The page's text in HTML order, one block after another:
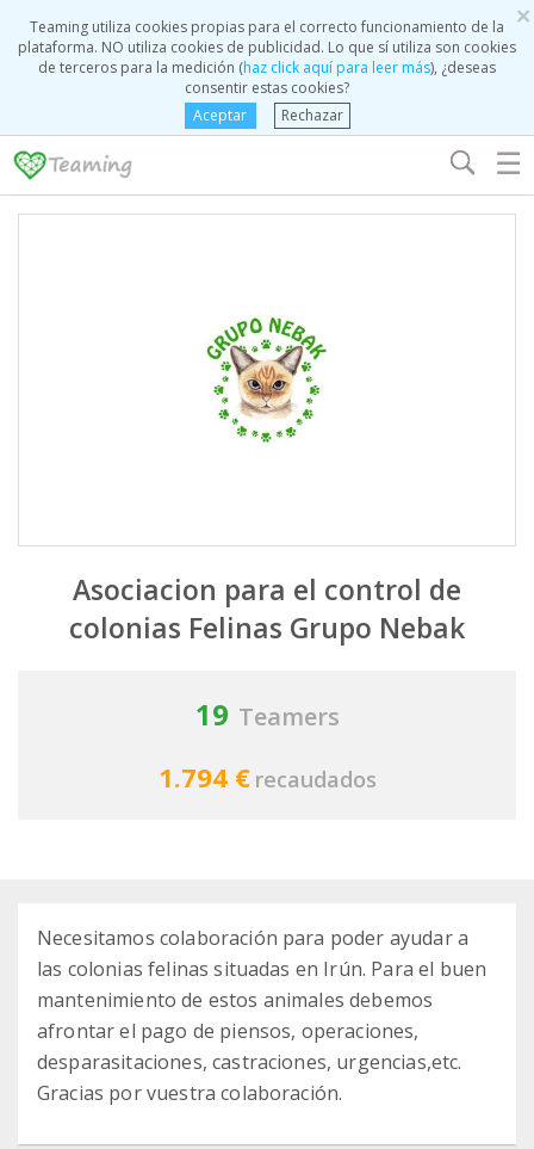
×
Teaming utiliza cookies propias para el correcto funcionamiento de la
plataforma. NO utiliza cookies de publicidad. Lo que sí utiliza son cookies
de terceros para la medición (haz click aquí para leer más), ¿deseas
consentir estas cookies?
Aceptar
Rechazar
☰
Asociacion para el control de
colonias Felinas Grupo Nebak
19 Teamers
1.794 € recaudados
Necesitamos colaboración para poder ayudar a
las colonias felinas situadas en Irún. Para el buen
mantenimiento de estos animales debemos
afrontar el pago de piensos, operaciones,
desparasitaciones, castraciones, urgencias,etc.
Gracias por vuestra colaboración.